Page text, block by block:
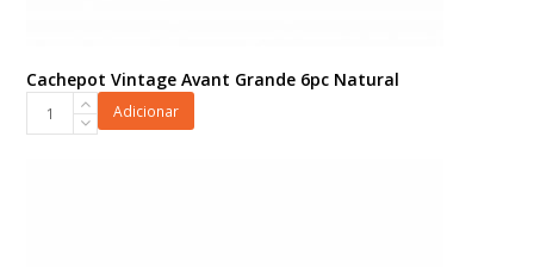
Cachepot Vintage Avant Grande 6pc Natural
Cachepot
Adicionar